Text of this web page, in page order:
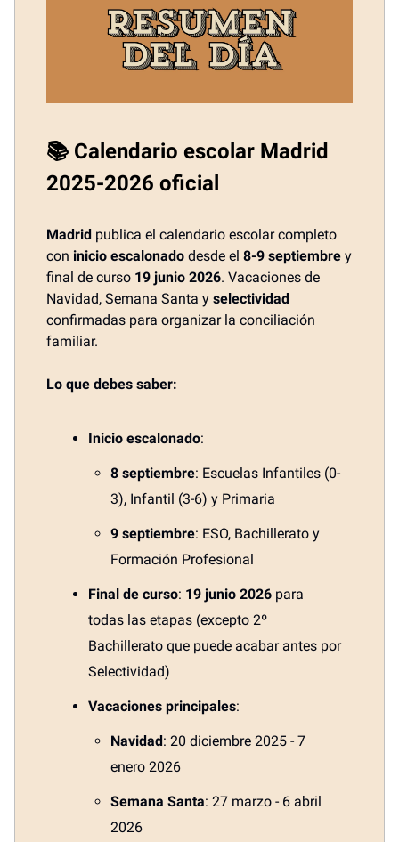
📚 Calendario escolar Madrid
2025-2026 oficial
Madrid publica el calendario escolar completo
con inicio escalonado desde el 8-9 septiembre y
final de curso 19 junio 2026. Vacaciones de
Navidad, Semana Santa y selectividad
confirmadas para organizar la conciliación
familiar.
Lo que debes saber:
Inicio escalonado:
8 septiembre: Escuelas Infantiles (0-
3), Infantil (3-6) y Primaria
9 septiembre: ESO, Bachillerato y
Formación Profesional
Final de curso: 19 junio 2026 para
todas las etapas (excepto 2º
Bachillerato que puede acabar antes por
Selectividad)
Vacaciones principales:
Navidad: 20 diciembre 2025 - 7
enero 2026
Semana Santa: 27 marzo - 6 abril
2026